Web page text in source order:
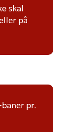
skal
på
pr.